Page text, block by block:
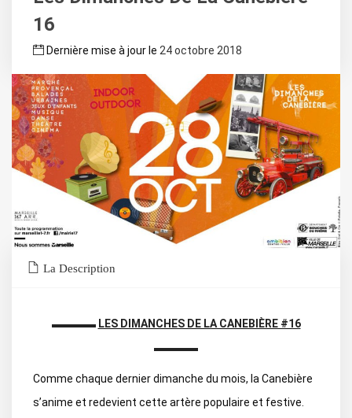
16
Dernière mise à jour le 24 octobre 2018
La Description
▬▬▬▬ LES DIMANCHES DE LA CANEBIÈRE #16
▬▬▬▬
Comme chaque dernier dimanche du mois, la Canebière
s’anime et redevient cette artère populaire et festive.